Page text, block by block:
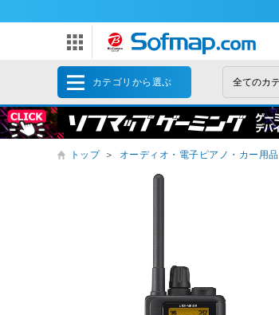
カテゴリから選ぶ
トップ ＞ オーディオ・電子ピアノ・カー用品